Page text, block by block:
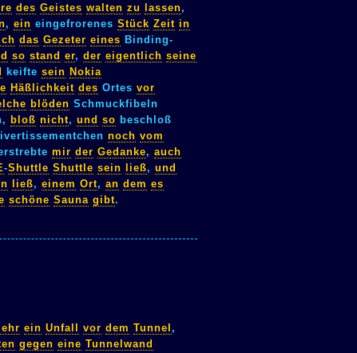
des Geistes walten zu lassen,
, ein eingefrorenes Stück Zeit in
das Gezeter eines Binding-
so stand er, der eigentlich seine
keifte sein Nokia
Häßlichkeit des Ortes vor
blöden Schmuckfibeln
bloß nicht, und so beschloß
noch vom
mir der Gedanke, auch
-Shuttle Shuttle sein ließ, und
ließ, einem Ort, an dem es
schöne Sauna gibt.
ein Unfall vor dem Tunnel ,
gegen eine Tunnelwand